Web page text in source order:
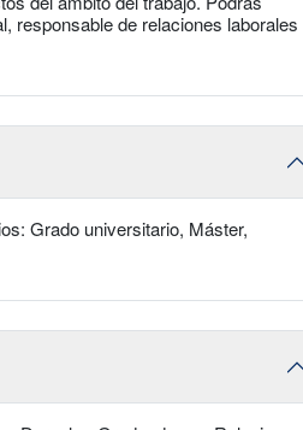
responsable de relaciones laborales
Grado universitario, Máster,